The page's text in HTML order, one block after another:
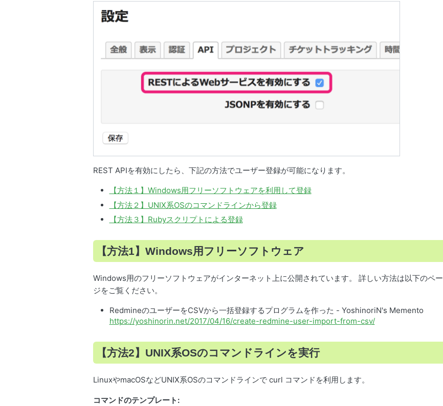
REST APIを有効にしたら、下記の方法でユーザー登録が可能になります。
【方法１】Windows用フリーソフトウェアを利用して登録
【方法２】UNIX系OSのコマンドラインから登録
【方法３】Rubyスクリプトによる登録
【方法1】Windows用フリーソフトウェア
Windows用のフリーソフトウェアがインターネット上に公開されています。 詳しい方法は以下のペー
ジをご覧ください。
RedmineのユーザーをCSVから一括登録するプログラムを作った - YoshinoriN's Memento
https://yoshinorin.net/2017/04/16/create-redmine-user-import-from-csv/
【方法2】UNIX系OSのコマンドラインを実行
LinuxやmacOSなどUNIX系OSのコマンドラインで curl コマンドを利用します。
コマンドのテンプレート: